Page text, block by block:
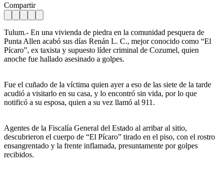
Compartir
Tulum.- En una vivienda de piedra en la comunidad pesquera de
Punta Allen acabó sus días Renán L. C., mejor conocido como “El
Pícaro”, ex taxista y supuesto líder criminal de Cozumel, quien
anoche fue hallado asesinado a golpes.
Fue el cuñado de la víctima quien ayer a eso de las siete de la tarde
acudió a visitarlo en su casa, y lo encontró sin vida, por lo que
notificó a su esposa, quien a su vez llamó al 911.
Agentes de la Fiscalía General del Estado al arribar al sitio,
descubrieron el cuerpo de “El Pícaro” tirado en el piso, con el rostro
ensangrentado y la frente inflamada, presuntamente por golpes
recibidos.